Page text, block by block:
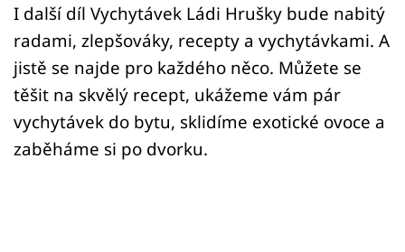
I další díl Vychytávek Ládi Hrušky bude nabitý
radami, zlepšováky, recepty a vychytávkami. A
jistě se najde pro každého něco. Můžete se
těšit na skvělý recept, ukážeme vám pár
vychytávek do bytu, sklidíme exotické ovoce a
zaběháme si po dvorku.